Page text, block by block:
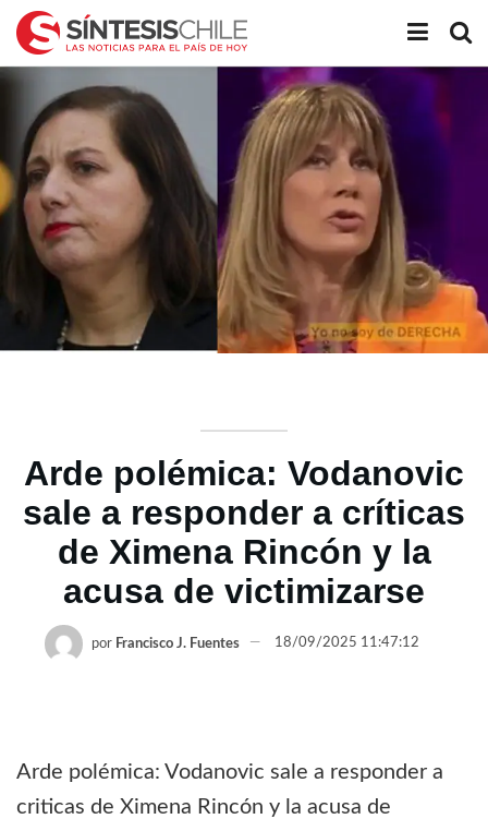
Arde polémica: Vodanovic
sale a responder a críticas
de Ximena Rincón y la
acusa de victimizarse
por Francisco J. Fuentes 18/09/2025 11:47:12
Arde polémica: Vodanovic sale a responder a
criticas de Ximena Rincón y la acusa de